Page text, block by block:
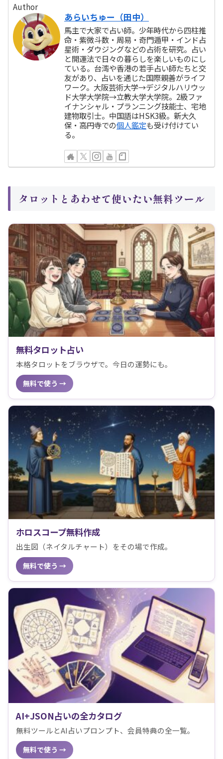
Author
あらいちゅー（田中）
馬主で大家で占い師。少年時代から四柱推
命・紫微斗数・周易・奇門遁甲・インド占
星術・ダウジングなどの占術を研究。占い
と開運法で日々の暮らしを楽しいものにし
ている。台湾や香港の若手占い師たちと交
友があり、占いを通じた国際親善がライフ
ワーク。大阪芸術大学→デジタルハリウッ
ド大学大学院→立教大学大学院。2級ファ
イナンシャル・プランニング技能士、宅地
建物取引士。中国語はHSK3級。新大久
保・高円寺での個人鑑定も受け付けてい
る。
タロットとあわせて使いたい無料ツール
無料タロット占い
本格タロットをブラウザで。今日の運勢にも。
無料で使う →
ホロスコープ無料作成
出生図（ネイタルチャート）をその場で作成。
無料で使う →
AI+JSON占いの全カタログ
無料ツールとAI占いプロンプト、会員特典の全一覧。
無料で使う →